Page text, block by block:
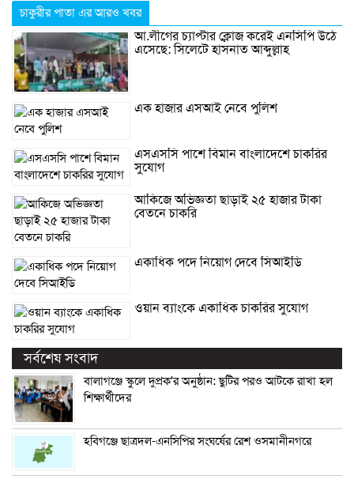
চাকুরীর পাতা এর আরও খবর
আ.লীগের চ্যাপ্টার ক্লোজ করেই এনসিপি উঠে
এসেছে: সিলেটে হাসনাত আব্দুল্লাহ
এক হাজার এসআই নেবে পুলিশ
এসএসসি পাশে বিমান বাংলাদেশে চাকরির
সুযোগ
আকিজে অভিজ্ঞতা ছাড়াই ২৫ হাজার টাকা
বেতনে চাকরি
একাধিক পদে নিয়োগ দেবে সিআইডি
ওয়ান ব্যাংকে একাধিক চাকরির সুযোগ
সর্বশেষ সংবাদ
বালাগঞ্জে স্কুলে দুপ্রক’র অনুষ্ঠান: ছুটির পরও আটকে রাখা হল
শিক্ষার্থীদের
হবিগঞ্জে ছাত্রদল-এনসিপির সংঘর্ষের রেশ ওসমানীনগরে